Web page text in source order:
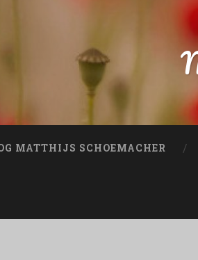
MATTHIJS SCHOEMACHER